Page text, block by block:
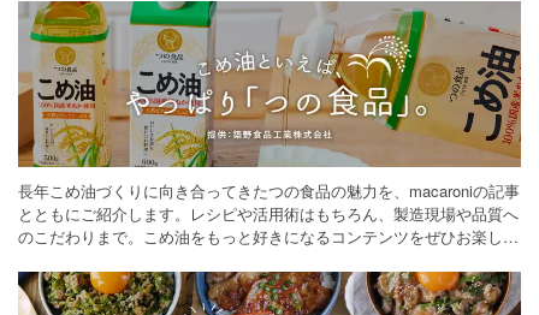
長年こめ油づくりに向き合ってきたつの食品の魅力を、macaroniの記事
とともにご紹介します。レシピや活用術はもちろん、製造現場や品質へ
のこだわりまで。こめ油をもっと好きになるコンテンツをぜひお楽しみ